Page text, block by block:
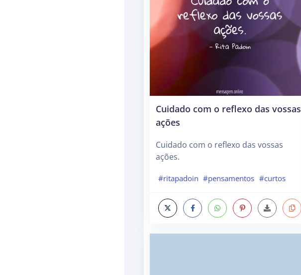
Cuidado com o reflexo das vossas
ações
Cuidado com o reflexo das vossas
ações.
#ritapadoin #pensamentos #curtos